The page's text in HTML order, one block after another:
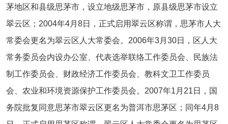
茅地区和县级思茅市，设立地级思茅市，原县级思茅市设立
翠云区；2004年4月8日，正式启用翠云区称谓，思茅市人大
常委会更名为翠云区人大常委会。2006年3月30日，区人大
常务委员会内设办公室、代表选举联络工作委员会、民族法
制工作委员会、财政经济工作委员会、教科文卫工作委员
会、农业和环境资源保护工作委员会。2007年1月21日，国
务院批复同意思茅市翠云区更名为普洱市思茅区；同年4月8